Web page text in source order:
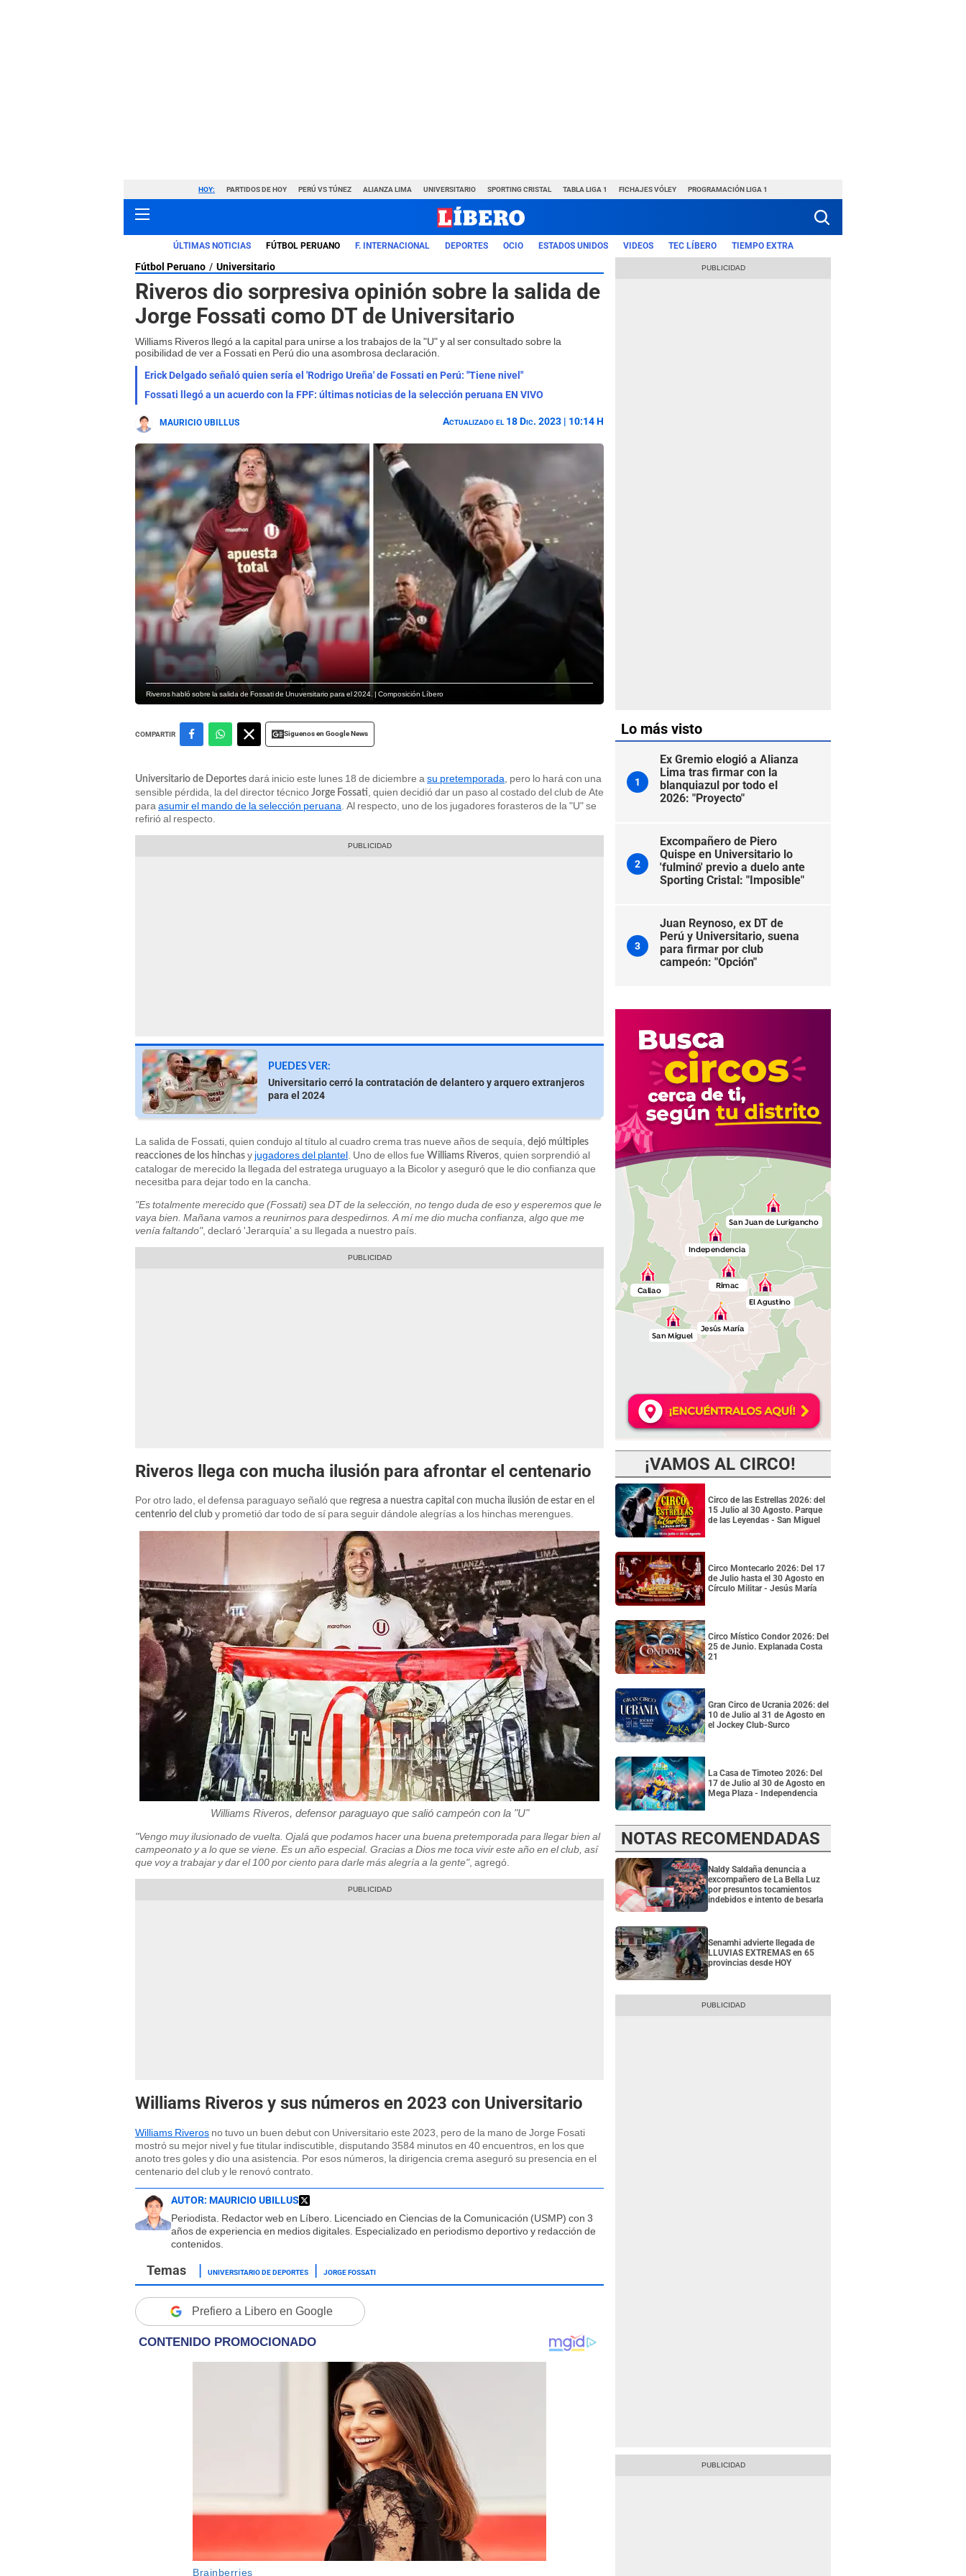
HOY: PARTIDOS DE HOY PERÚ VS TÚNEZ ALIANZA LIMA UNIVERSITARIO SPORTING CRISTAL TABLA LIGA 1 FICHAJES VÓLEY PROGRAMACIÓN LIGA 1
ÚLTIMAS NOTICIAS FÚTBOL PERUANO F. INTERNACIONAL DEPORTES OCIO ESTADOS UNIDOS VIDEOS TEC LÍBERO TIEMPO EXTRA
Fútbol Peruano Universitario
Riveros dio sorpresiva opinión sobre la salida de
Jorge Fossati como DT de Universitario
Williams Riveros llegó a la capital para unirse a los trabajos de la "U" y al ser consultado sobre la
posibilidad de ver a Fossati en Perú dio una asombrosa declaración.
Erick Delgado señaló quien sería el 'Rodrigo Ureña' de Fossati en Perú: "Tiene nivel"
Fossati llegó a un acuerdo con la FPF: últimas noticias de la selección peruana EN VIVO
MAURICIO UBILLUS Actualizado el 18 Dic. 2023 | 10:14 H
Riveros habló sobre la salida de Fossati de Unuversitario para el 2024. | Composición Líbero
COMPARTIR Siguenos en Google News
Universitario de Deportes dará inicio este lunes 18 de diciembre a su pretemporada , pero lo hará con una
sensible pérdida, la del director técnico Jorge Fossati , quien decidió dar un paso al costado del club de Ate
para asumir el mando de la selección peruana . Al respecto, uno de los jugadores forasteros de la "U" se
refirió al respecto.
PUEDES VER:
Universitario cerró la contratación de delantero y arquero extranjeros
para el 2024
La salida de Fossati, quien condujo al título al cuadro crema tras nueve años de sequía, dejó múltiples
reacciones de los hinchas y jugadores del plantel . Uno de ellos fue Williams Riveros , quien sorprendió al
catalogar de merecido la llegada del estratega uruguayo a la Bicolor y aseguró que le dio confianza que
necesitba para dejar todo en la cancha.
"Es totalmente merecido que (Fossati) sea DT de la selección, no tengo duda de eso y esperemos que le
vaya bien. Mañana vamos a reunirnos para despedirnos. A mí me dio mucha confianza, algo que me
venía faltando", declaró 'Jerarquía' a su llegada a nuestro país.
Riveros llega con mucha ilusión para afrontar el centenario
Por otro lado, el defensa paraguayo señaló que regresa a nuestra capital con mucha ilusión de estar en el
centenrio del club y prometió dar todo de sí para seguir dándole alegrías a los hinchas merengues.
Williams Riveros, defensor paraguayo que salió campeón con la "U"
"Vengo muy ilusionado de vuelta. Ojalá que podamos hacer una buena pretemporada para llegar bien al
campeonato y a lo que se viene. Es un año especial. Gracias a Dios me toca vivir este año en el club, así
que voy a trabajar y dar el 100 por ciento para darle más alegría a la gente", agregó.
Williams Riveros y sus números en 2023 con Universitario
Williams Riveros no tuvo un buen debut con Universitario este 2023, pero de la mano de Jorge Fosati
mostró su mejor nivel y fue titular indiscutible, disputando 3584 minutos en 40 encuentros, en los que
anoto tres goles y dio una asistencia. Por esos números, la dirigencia crema aseguró su presencia en el
centenario del club y le renovó contrato.
AUTOR: MAURICIO UBILLUS
Periodista. Redactor web en Líbero. Licenciado en Ciencias de la Comunicación (USMP) con 3
años de experiencia en medios digitales. Especializado en periodismo deportivo y redacción de
contenidos.
UNIVERSITARIO DE DEPORTES JORGE FOSSATI
Prefiero a Libero en Google
Lo más visto
1
Ex Gremio elogió a Alianza
Lima tras firmar con la
blanquiazul por todo el
2026: "Proyecto"
2
Excompañero de Piero
Quispe en Universitario lo
'fulminó' previo a duelo ante
Sporting Cristal: "Imposible"
3
Juan Reynoso, ex DT de
Perú y Universitario, suena
para firmar por club
campeón: "Opción"
¡VAMOS AL CIRCO!
Circo de las Estrellas 2026: del
15 Julio al 30 Agosto. Parque
de las Leyendas - San Miguel
Circo Montecarlo 2026: Del 17
de Julio hasta el 30 Agosto en
Círculo Militar - Jesús María
Circo Místico Condor 2026: Del
25 de Junio. Explanada Costa
21
Gran Circo de Ucrania 2026: del
10 de Julio al 31 de Agosto en
el Jockey Club-Surco
La Casa de Timoteo 2026: Del
17 de Julio al 30 de Agosto en
Mega Plaza - Independencia
NOTAS RECOMENDADAS
Naldy Saldaña denuncia a
excompañero de La Bella Luz
por presuntos tocamientos
indebidos e intento de besarla
Senamhi advierte llegada de
LLUVIAS EXTREMAS en 65
provincias desde HOY